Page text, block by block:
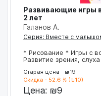
Развивающие игры
2 лет
Галанов А.
Серия: Вместе с
* Рисование * Игры с
Развитие зрения,
Старая цена - ₪19
Скидка - 52.6 % (₪10)
Цена: ₪9